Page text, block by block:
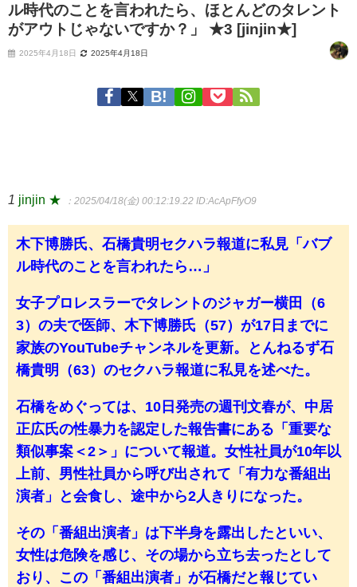
ル時代のことを言われたら、ほとんどのタレント
がアウトじゃないですか？」 ★3 [jinjin★]
2025年4月18日 2025年4月18日
1 jinjin ★ ：2025/04/18(金) 00:12:19.22 ID:AcApFfyO9
木下博勝氏、石橋貴明セクハラ報道に私見「バブ
ル時代のことを言われたら…」
女子プロレスラーでタレントのジャガー横田（6
3）の夫で医師、木下博勝氏（57）が17日までに
家族のYouTubeチャンネルを更新。とんねるず石
橋貴明（63）のセクハラ報道に私見を述べた。
石橋をめぐっては、10日発売の週刊文春が、中居
正広氏の性暴力を認定した報告書にある「重要な
類似事案＜2＞」について報道。女性社員が10年以
上前、男性社員から呼び出されて「有力な番組出
演者」と会食し、途中から2人きりになった。
その「番組出演者」は下半身を露出したといい、
女性は危険を感じ、その場から立ち去ったとして
おり、この「番組出演者」が石橋だと報じてい